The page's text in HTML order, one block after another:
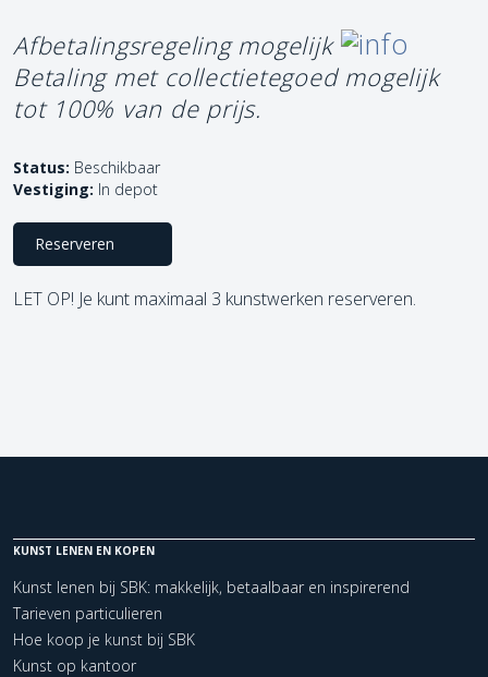
Afbetalingsregeling mogelijk
Betaling met collectietegoed mogelijk
tot 100% van de prijs.
Status: Beschikbaar
Vestiging: In depot
Reserveren
LET OP! Je kunt maximaal 3 kunstwerken reserveren.
KUNST LENEN EN KOPEN
Kunst lenen bij SBK: makkelijk, betaalbaar en inspirerend
Tarieven particulieren
Hoe koop je kunst bij SBK
Kunst op kantoor